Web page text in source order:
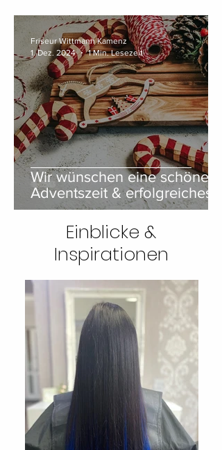
Wir wünschen eine schöne
Adventszeit & erfolgreiches
Jahr 2025
Friseur Wittmann Kamenz
1. Dez. 2024
1 Min. Lesezeit
Einblicke &
Inspirationen